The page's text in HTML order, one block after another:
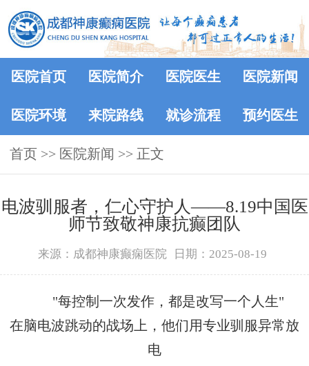
医院首页 医院简介 医院医生 医院新闻
医院环境 来院路线 就诊流程 预约医生
首页 >> 医院新闻 >> 正文
电波驯服者，仁心守护人——8.19中国医
师节致敬神康抗癫团队
来源：成都神康癫痫医院 日期：2025-08-19
"每控制一次发作，都是改写一个人生"
在脑电波跳动的战场上，他们用专业驯服异常放
电